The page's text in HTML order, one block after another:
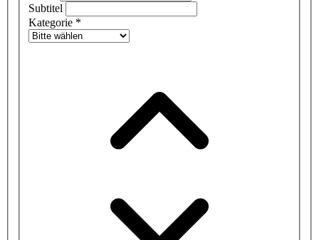
Subtitel
Kategorie *